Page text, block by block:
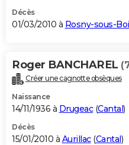
Décès
01/03/2010 à Rosny-sous-
Roger BANCHAREL
Créer une cagnotte obsèques
Naissance
14/11/1936 à Drugeac(Cantal)
Décès
15/01/2010 à Aurillac(Cantal)